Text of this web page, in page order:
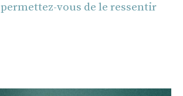
permettez-vous de le ressentir